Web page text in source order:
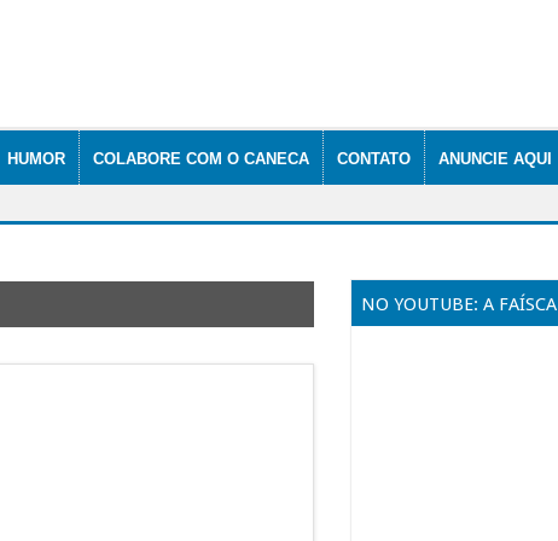
HUMOR COLABORE COM O CANECA CONTATO ANUNCIE AQUI
NO YOUTUBE: A FAÍSCA